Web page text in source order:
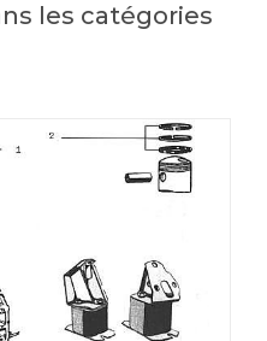
les catégories